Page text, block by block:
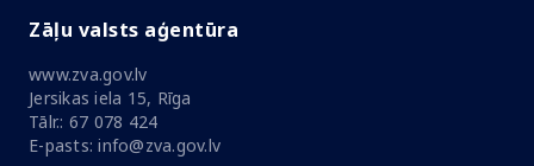
Zāļu valsts aģentūra
www.zva.gov.lv
Jersikas iela 15, Rīga
Tālr.: 67 078 424
E-pasts: info@zva.gov.lv